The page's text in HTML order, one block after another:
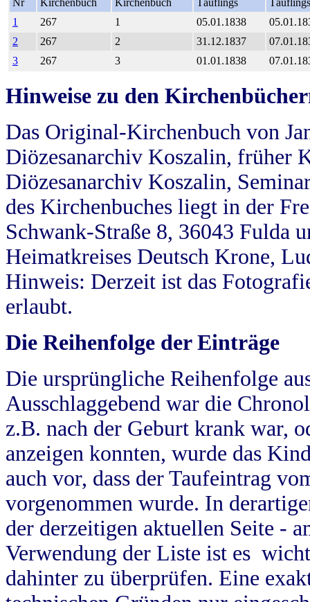
Nr
Kirchenbuch
Kirchenbuch
Täuflings
Täuflings
1
267 1 05.01.1838
2
267 2 31.12.1837
3
267 3 01.01.1838
Hinweise zu den
Das Original-Kirchenbuch von
Diözesanarchiv Koszalin, früher
Diözesanarchiv Koszalin,
des Kirchenbuches liegt in der
Schwank-Straße 8, 36043 Fulda
Heimatkreises Deutsch Krone,
Hinweis: Derzeit ist das
erlaubt.
Die Reihenfolge der Einträge
Die ursprüngliche Reihenfolge
Ausschlaggebend war die
z.B. nach der Geburt krank war,
anzeigen konnten, wurde das
auch vor, dass der Taufeintrag
vorgenommen wurde. In
der derzeitigen aktuellen Seite -
Verwendung der Liste ist es
dahinter zu überprüfen. Eine